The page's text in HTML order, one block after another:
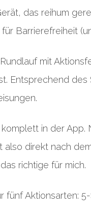
das reihum
Barrierefreiheit
mit
Entsprechend
in der
also direkt nach
richtige für mich.
fünf Aktionsarten: